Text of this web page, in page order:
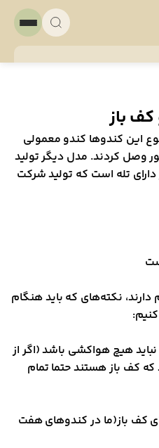
باز
این کندوها کندو معمولی
وصل کردند. مدل دیگر تولید
تله است که تولید شرکت
نکته‌های که باید هنگام
هیچ هواکشی باشد (اگر از
کف باز هستند حتما تمام
کف باز(ما در کندو‌های هفت